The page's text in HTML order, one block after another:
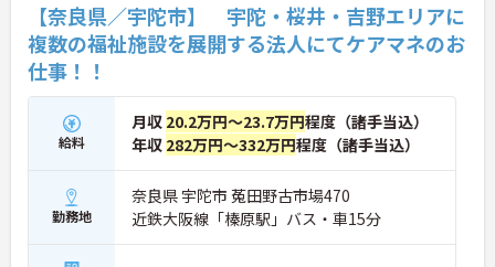
【奈良県／宇陀市】 宇陀・桜井・吉野エリアに
複数の福祉施設を展開する法人にてケアマネのお
仕事！！
給料
月収 20.2万円～23.7万円程度（諸手当込）
年収 282万円～332万円程度（諸手当込）
勤務地
奈良県 宇陀市 菟田野古市場470
近鉄大阪線「榛原駅」バス・車15分